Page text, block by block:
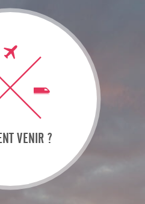
VENIR ?